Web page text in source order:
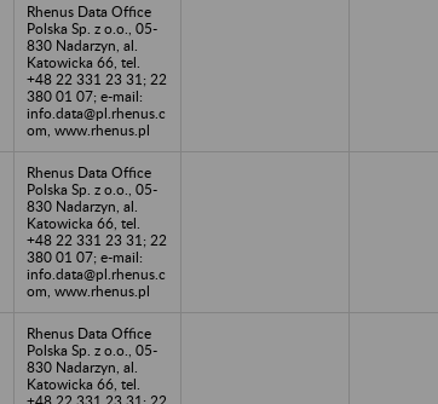
Rhenus Data Office
Polska Sp. z o.o., 05-
830 Nadarzyn, al.
Katowicka 66, tel.
+48 22 331 23 31; 22
380 01 07; e-mail:
info.data@pl.rhenus.c
om, www.rhenus.pl
Rhenus Data Office
Polska Sp. z o.o., 05-
830 Nadarzyn, al.
Katowicka 66, tel.
+48 22 331 23 31; 22
380 01 07; e-mail:
info.data@pl.rhenus.c
om, www.rhenus.pl
Rhenus Data Office
Polska Sp. z o.o., 05-
830 Nadarzyn, al.
Katowicka 66, tel.